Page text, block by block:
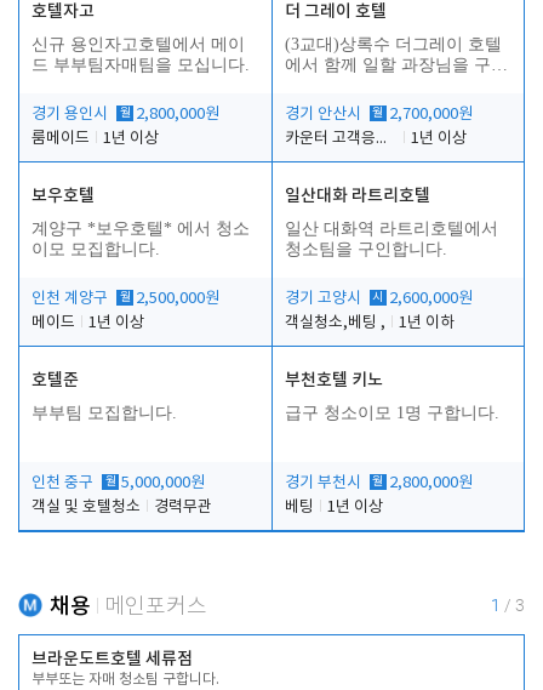
호텔자고
신규 용인자고호텔에서 메이
드 부부팀자매팀을 모십니다.
경기 용인시 월 2,800,000원
룸메이드
1년 이상
더 그레이 호텔
(3교대)상록수 더그레이 호텔
에서 함께 일할 과장님을 구합
경기 안산시
월 2,700,000원
카운터 고객응대 및 야간더블청소
1년 이상
보우호텔
계양구 *보우호텔* 에서 청소
이모 모집합니다.
인천 계양구 월 2,500,000원
메이드
1년 이상
일산대화 라트리호텔
일산 대화역 라트리호텔에서
청소팀을 구인합니다.
경기 고양시 시
2,600,000원
객실청소,베팅 ,
1년 이하
호텔준
부부팀 모집합니다.
인천 중구 월 5,000,000원
객실 및 호텔청소
경력무관
부천호텔 키노
급구 청소이모 1명 구합니다.
경기 부천시 월 2,800,000원
베팅
1년 이상
채용 메인포커스 1 / 3
브라운도트호텔 세류점
부부또는 자매 청소팀 구합니다.